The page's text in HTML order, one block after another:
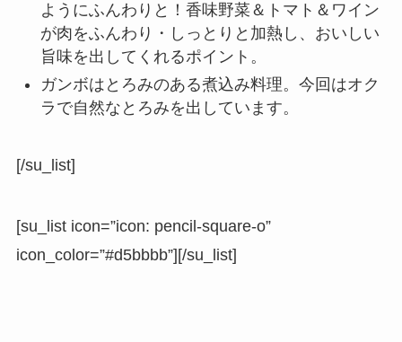
ようにふんわりと！香味野菜＆トマト＆ワイン
が肉をふんわり・しっとりと加熱し、おいしい
旨味を出してくれるポイント。
ガンボはとろみのある煮込み料理。今回はオク
ラで自然なとろみを出しています。
[/su_list]
[su_list icon=”icon: pencil-square-o”
icon_color=”#d5bbbb”][/su_list]